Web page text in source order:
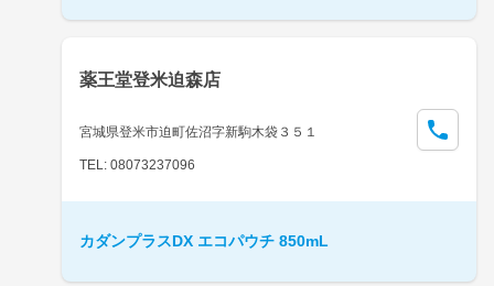
薬王堂登米迫森店
宮城県登米市迫町佐沼字新駒木袋３５１
TEL: 08073237096
カダンプラスDX エコパウチ 850mL